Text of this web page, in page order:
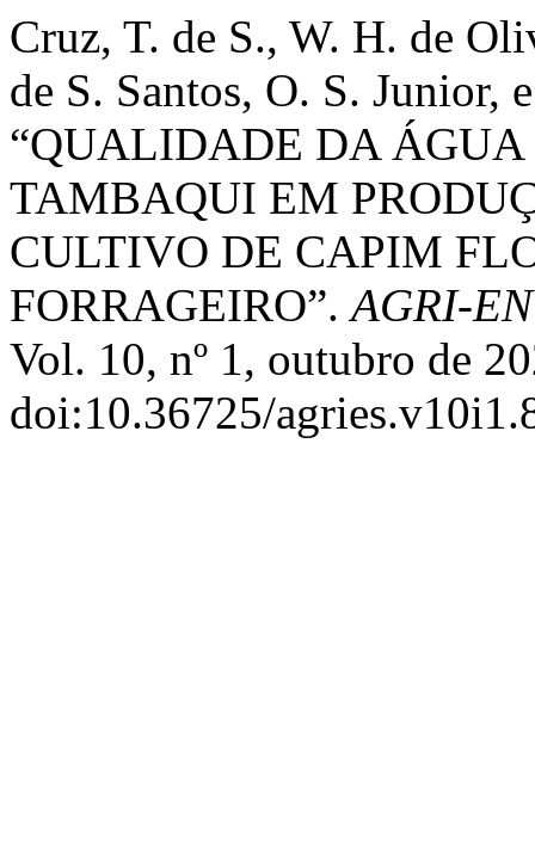
Cruz, T. de S., W. H. de
de S. Santos, O. S. Junior,
“QUALIDADE DA ÁGUA
TAMBAQUI EM
CULTIVO DE CAPIM
FORRAGEIRO”.AGRI-
Vol. 10, nº 1, outubro de
doi:10.36725/